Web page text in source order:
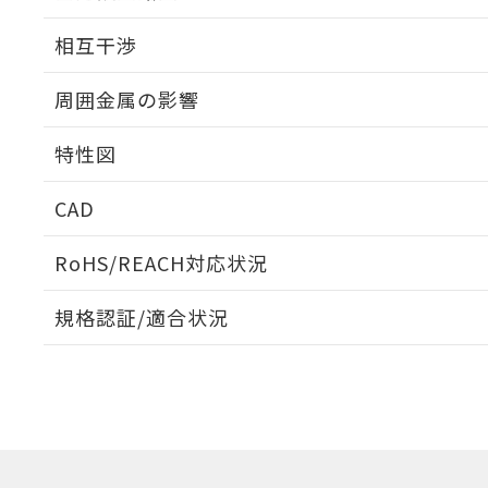
相互干渉
周囲金属の影響
特性図
CAD
RoHS/REACH対応状況
EU RoHS 注意事項・凡例
規格認証/適合状況